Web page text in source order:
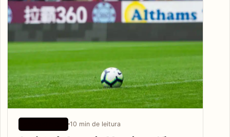
10 min de leitura